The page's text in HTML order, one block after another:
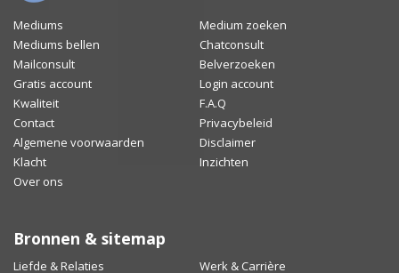
Mediums
Medium zoeken
Mediums bellen
Chatconsult
Mailconsult
Belverzoeken
Gratis account
Login account
Kwaliteit
F.A.Q
Contact
Privacybeleid
Algemene voorwaarden
Disclaimer
Klacht
Inzichten
Over ons
Bronnen & sitemap
Liefde & Relaties Werk & Carrière